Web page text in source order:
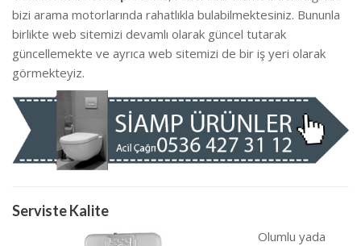
bizi arama motorlarında rahatlıkla bulabilmektesiniz. Bununla
birlikte web sitemizi devamlı olarak güncel tutarak
güncellemekte ve ayrıca web sitemizi de bir iş yeri olarak
görmekteyiz.
Serviste Kalite
Olumlu yada